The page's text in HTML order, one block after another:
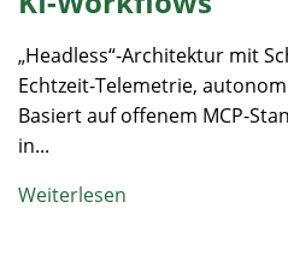
„Headless“-Architektur mit
Echtzeit-Telemetrie,
Basiert auf offenem MCP-
in...
Weiterlesen